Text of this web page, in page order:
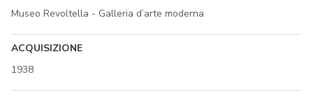
Museo Revoltella - Galleria d’arte moderna
ACQUISIZIONE
1938